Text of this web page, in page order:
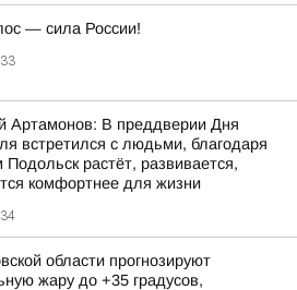
— сила России!
Артамонов: В преддверии Дня
встретился с людьми, благодаря
Подольск растёт, развивается,
комфортнее для жизни
области прогнозируют
жару до +35 градусов,